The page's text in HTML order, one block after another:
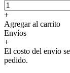
+
Agregar al carrito
Envíos
+
El costo del envío
pedido.